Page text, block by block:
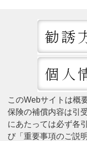
このWebサイトは概
保険の補償内容は引
にあたっては必ず各
び「重要事項のご説